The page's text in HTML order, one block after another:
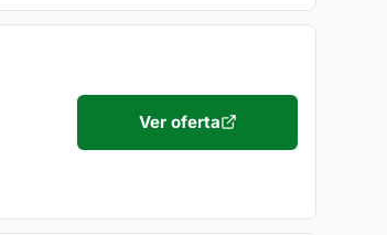
Ver oferta